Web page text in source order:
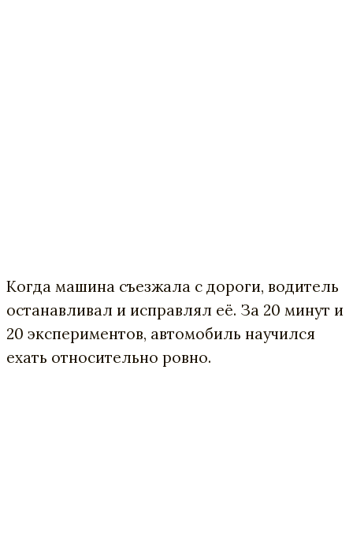
Когда машина съезжала с дороги, водитель
останавливал и исправлял её. За 20 минут и
20 экспериментов, автомобиль научился
ехать относительно ровно.